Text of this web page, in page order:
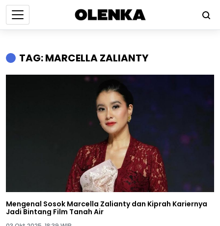
TAG: MARCELLA ZALIANTY
Mengenal Sosok Marcella Zalianty dan Kiprah Kariernya
Jadi Bintang Film Tanah Air